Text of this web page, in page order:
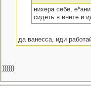
нихера себе,
сидеть в инете и
да ванесса, иди
))))))